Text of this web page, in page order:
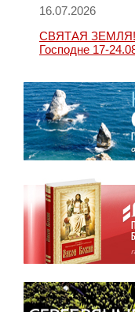
16.07.2026
СВЯТАЯ ЗЕМЛЯ!
Господне 17-